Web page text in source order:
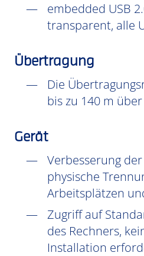
embedded USB
transparent, alle
Übertragung
Die
bis zu 140 m über
Gerät
Verbesserung
physische
Arbeitsplätzen
Zugriff auf
des Rechners,
Installation